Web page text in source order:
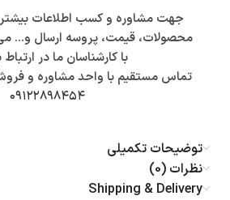
جهت مشاوره و کسب اطلاعات
محصولات، قیمت، پروسه ارسال و…
با کارشناسان ما در
تماس مستقیم با واحد مشاوره و
۰۹۱۲۲۸۹۸۴۵۴
توضیحات تکمیلی
نظرات (0)
Shipping & Delivery